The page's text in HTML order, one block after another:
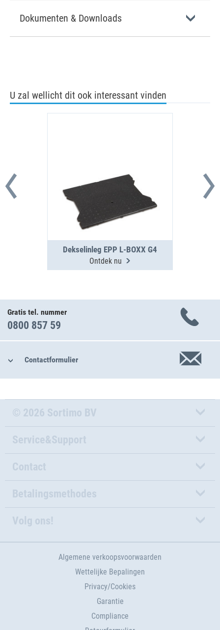
Dokumenten & Downloads
U zal wellicht dit ook interessant vinden
Dekselinleg EPP L-BOXX G4
Ontdek nu
Gratis tel. nummer
0800 857 59
Contactformulier
© 2026 Sortimo BV
Service&Support
Contact
Betalingsmethodes
Volg ons!
Algemene verkoopsvoorwaarden
Wettelijke Bepalingen
Privacy/Cookies
Garantie
Compliance